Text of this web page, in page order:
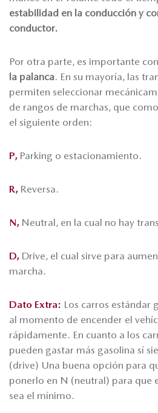
estabilidad en la conducción y
conductor.
Por otra parte, es importante
la palanca. En su mayoría, las
permiten seleccionar
de rangos de marchas, que
el siguiente orden:
P, Parking o estacionamiento.
R, Reversa.
N, Neutral, en la cual no hay
D, Drive, el cual sirve para
marcha.
Dato Extra: Los carros estándar
al momento de encender el
rápidamente. En cuanto a los
pueden gastar más gasolina sí
(drive) Una buena opción para
ponerlo en N (neutral) para que
sea el mínimo.